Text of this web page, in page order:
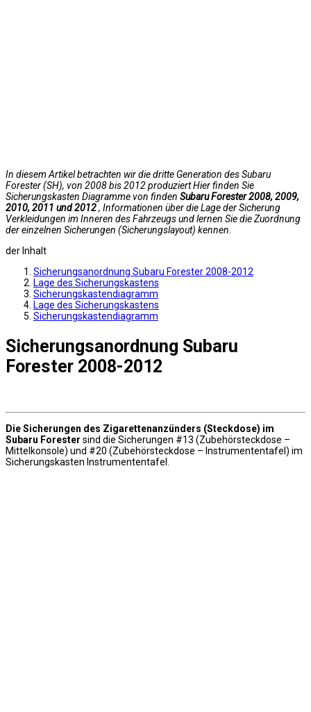
In diesem Artikel betrachten wir die dritte Generation des Subaru
Forester (SH), von 2008 bis 2012 produziert Hier finden Sie
Sicherungskasten Diagramme von finden Subaru Forester 2008, 2009,
2010, 2011 und 2012, Informationen über die Lage der Sicherung
Verkleidungen im Inneren des Fahrzeugs und lernen Sie die Zuordnung
der einzelnen Sicherungen (Sicherungslayout) kennen.
der Inhalt
Sicherungsanordnung Subaru Forester 2008-2012
Lage des Sicherungskastens
Sicherungskastendiagramm
Lage des Sicherungskastens
Sicherungskastendiagramm
Sicherungsanordnung Subaru
Forester 2008-2012
Die Sicherungen des Zigarettenanzünders (Steckdose) im
Subaru Forester sind die Sicherungen #13 (Zubehörsteckdose –
Mittelkonsole) und #20 (Zubehörsteckdose – Instrumententafel) im
Sicherungskasten Instrumententafel.